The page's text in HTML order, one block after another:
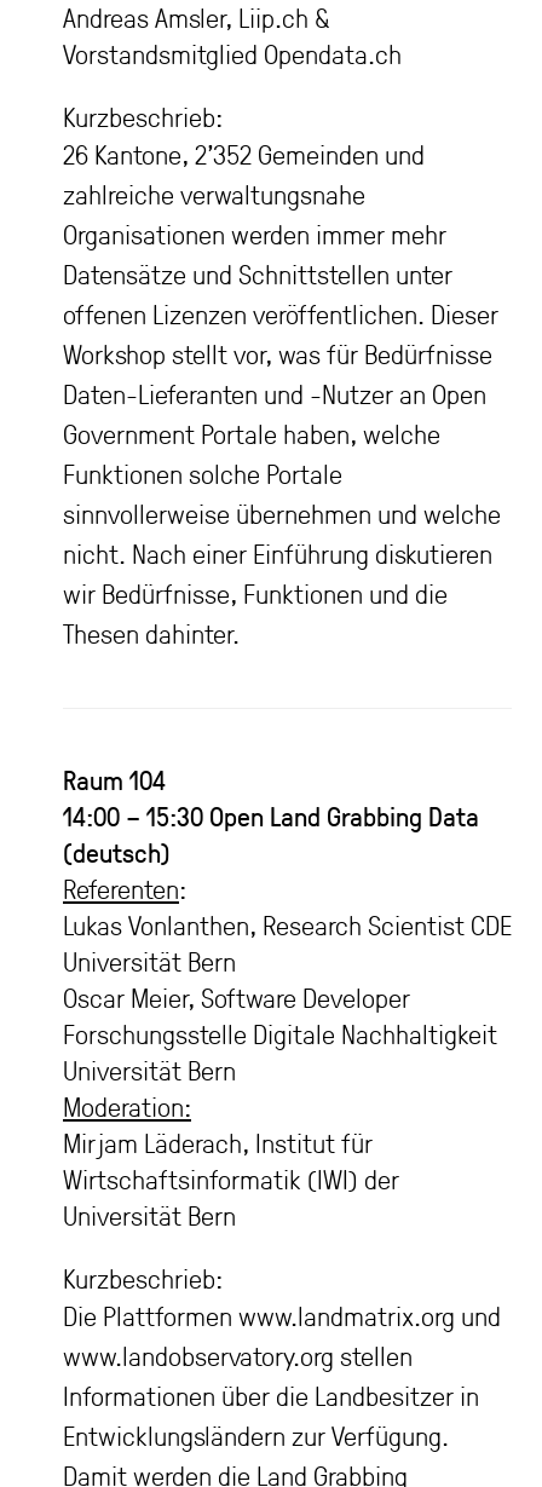
Andreas Amsler, Liip.ch &
Vorstandsmitglied Opendata.ch
Kurzbeschrieb:
26 Kantone, 2’352 Gemeinden und
zahlreiche verwaltungsnahe
Organisationen werden immer mehr
Datensätze und Schnittstellen unter
offenen Lizenzen veröffentlichen. Dieser
Workshop stellt vor, was für Bedürfnisse
Daten-Lieferanten und -Nutzer an Open
Government Portale haben, welche
Funktionen solche Portale
sinnvollerweise übernehmen und welche
nicht. Nach einer Einführung diskutieren
wir Bedürfnisse, Funktionen und die
Thesen dahinter.
Raum 104
14:00 – 15:30 Open Land Grabbing Data
(deutsch)
Referenten:
Lukas Vonlanthen, Research Scientist CDE
Universität Bern
Oscar Meier, Software Developer
Forschungsstelle Digitale Nachhaltigkeit
Universität Bern
Moderation:
Mirjam Läderach, Institut für
Wirtschaftsinformatik (IWI) der
Universität Bern
Kurzbeschrieb:
Die Plattformen www.landmatrix.org und
www.landobservatory.org stellen
Informationen über die Landbesitzer in
Entwicklungsländern zur Verfügung.
Damit werden die Land Grabbing